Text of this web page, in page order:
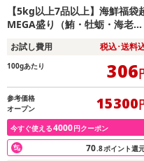
【5kg以上7品以上】海鮮福袋
MEGA盛り（鮪・牡蛎・海老・
お試し費用 税込･送料
100gあたり 306
参考価格
オープン
15300
今すぐ使える4000円クーポン
70.8ポイント還